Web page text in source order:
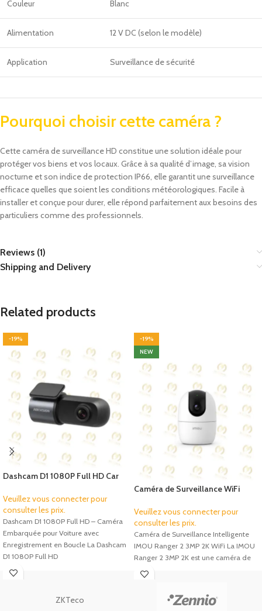
Couleur Blanc
Alimentation 12 V DC (selon le modèle)
Application Surveillance de sécurité
Pourquoi choisir cette caméra ?
Cette caméra de surveillance HD constitue une solution idéale pour
protéger vos biens et vos locaux. Grâce à sa qualité d’image, sa vision
nocturne et son indice de protection IP66, elle garantit une surveillance
efficace quelles que soient les conditions météorologiques. Facile à
installer et conçue pour durer, elle répond parfaitement aux besoins des
particuliers comme des professionnels.
Reviews (1)
Shipping and Delivery
Related products
-19%
Dashcam D1 1080P Full HD Car
Recorder
Veuillez vous connecter pour
consulter les prix.
Dashcam D1 1080P Full HD – Caméra
Embarquée pour Voiture avec
Enregistrement en Boucle La Dashcam
D1 1080P Full HD
-19%
NEW
Caméra de Surveillance WiFi
– Vision Nocturne & Suivi
Intelligent
Veuillez vous connecter pour
consulter les prix.
Caméra de Surveillance Intelligente
IMOU Ranger 2 3MP 2K WiFi La IMOU
Ranger 2 3MP 2K est une caméra de
ZKTeco